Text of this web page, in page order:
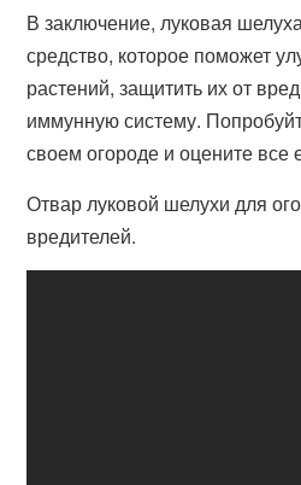
В заключение, луковая
средство, которое поможет
растений, защитить их от
иммунную систему.
своем огороде и оцените все
Отвар луковой шелухи для
вредителей.